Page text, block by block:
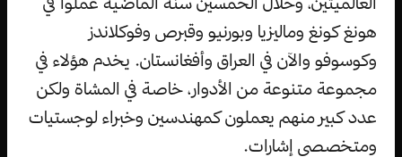
هونغ كونغ وماليزيا وبورنيو وقبرص وفوكلاندز
وكوسوفو والآن في العراق وأفغانستان. يخدم هؤلاء في
مجموعة متنوعة من الأدوار، خاصة في المشاة ولكن
عدد كبير منهم يعملون كمهندسين وخبراء لوجستيات
ومتخصصي إشارات.